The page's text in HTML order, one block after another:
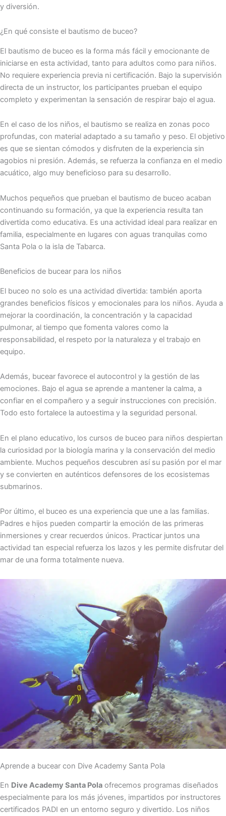
y diversión.
¿En qué consiste el bautismo de buceo?
El bautismo de buceo es la forma más fácil y emocionante de
iniciarse en esta actividad, tanto para adultos como para niños.
No requiere experiencia previa ni certificación. Bajo la supervisión
directa de un instructor, los participantes prueban el equipo
completo y experimentan la sensación de respirar bajo el agua.
En el caso de los niños, el bautismo se realiza en zonas poco
profundas, con material adaptado a su tamaño y peso. El objetivo
es que se sientan cómodos y disfruten de la experiencia sin
agobios ni presión. Además, se refuerza la confianza en el medio
acuático, algo muy beneficioso para su desarrollo.
Muchos pequeños que prueban el bautismo de buceo acaban
continuando su formación, ya que la experiencia resulta tan
divertida como educativa. Es una actividad ideal para realizar en
familia, especialmente en lugares con aguas tranquilas como
Santa Pola o la isla de Tabarca.
Beneficios de bucear para los niños
El buceo no solo es una actividad divertida: también aporta
grandes beneficios físicos y emocionales para los niños. Ayuda a
mejorar la coordinación, la concentración y la capacidad
pulmonar, al tiempo que fomenta valores como la
responsabilidad, el respeto por la naturaleza y el trabajo en
equipo.
Además, bucear favorece el autocontrol y la gestión de las
emociones. Bajo el agua se aprende a mantener la calma, a
confiar en el compañero y a seguir instrucciones con precisión.
Todo esto fortalece la autoestima y la seguridad personal.
En el plano educativo, los cursos de buceo para niños despiertan
la curiosidad por la biología marina y la conservación del medio
ambiente. Muchos pequeños descubren así su pasión por el mar
y se convierten en auténticos defensores de los ecosistemas
submarinos.
Por último, el buceo es una experiencia que une a las familias.
Padres e hijos pueden compartir la emoción de las primeras
inmersiones y crear recuerdos únicos. Practicar juntos una
actividad tan especial refuerza los lazos y les permite disfrutar del
mar de una forma totalmente nueva.
Aprende a bucear con Dive Academy Santa Pola
En Dive Academy Santa Pola ofrecemos programas diseñados
especialmente para los más jóvenes, impartidos por instructores
certificados PADI en un entorno seguro y divertido. Los niños